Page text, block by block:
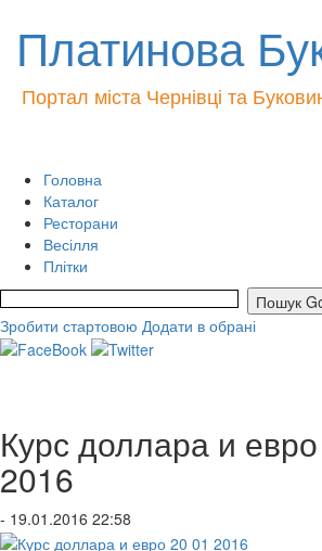
Платинова
Портал міста Чернівці та
Головна
Каталог
Ресторани
Весілля
Плітки
Зробити стартовою Додати в обрані
Курс доллара и
2016
- 19.01.2016 22:58